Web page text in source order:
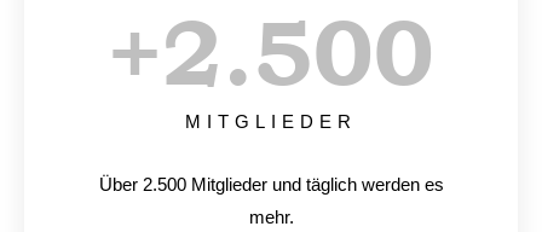
MITGLIEDER
+2.500
Über 2.500 Mitglieder und täglich werden es
mehr.